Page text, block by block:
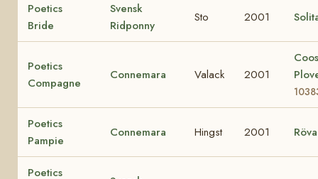
Poetics
Bride
Svensk
Ridponny
Sto 2001
Poetics
Compagne
Connemara Valack 2001
Poetics
Pampie
Connemara Hingst 2001
Poetics